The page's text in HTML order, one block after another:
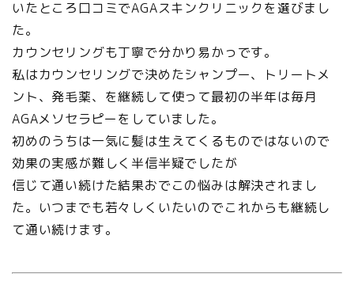
いたところ口コミでAGAスキンクリニックを選びまし
た。
カウンセリングも丁寧で分かり易かっです。
私はカウンセリングで決めたシャンプー、トリートメ
ント、発毛薬、を継続して使って最初の半年は毎月
AGAメソセラピーをしていました。
初めのうちは一気に髪は生えてくるものではないので
効果の実感が難しく半信半疑でしたが
信じて通い続けた結果おでこの悩みは解決されまし
た。いつまでも若々しくいたいのでこれからも継続し
て通い続けます。